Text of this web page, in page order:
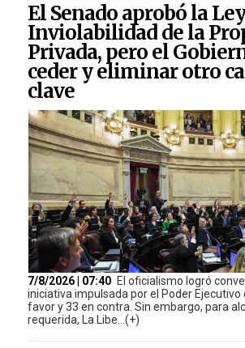
El Senado aprobó la
Inviolabilidad de la
Privada, pero el
ceder y eliminar otro
clave
7/8/2026 | 07:40 El oficialismo logró
iniciativa impulsada por el Poder Ejecutivo
favor y 33 en contra. Sin embargo, para
requerida, La Libe...(+)